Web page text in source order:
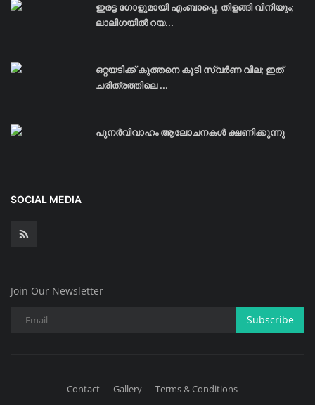
ഇരട്ട ഗോളുമായി എംബാപ്പെ, തിളങ്ങി വിനിയും;
ലാലിഗയില്‍ റയ...
ഒറ്റയടിക്ക് കുത്തനെ കൂടി സ്വര്‍ണ വില; ഇത്
ചരിത്രത്തിലെ ...
പുനർവിവാഹം ആലോചനകൾ ക്ഷണിക്കുന്നു
SOCIAL MEDIA
Join Our Newsletter
Subscribe
Contact Gallery Terms & Conditions